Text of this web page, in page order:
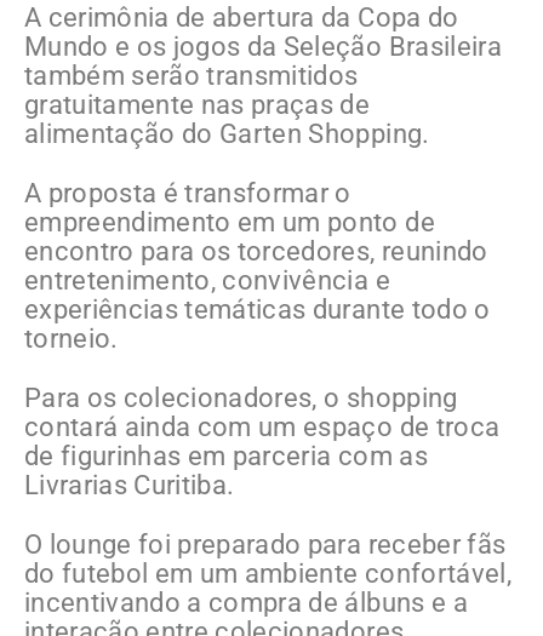
A cerimônia de abertura da Copa do
Mundo e os jogos da Seleção Brasileira
também serão transmitidos
gratuitamente nas praças de
alimentação do Garten Shopping.
A proposta é transformar o
empreendimento em um ponto de
encontro para os torcedores, reunindo
entretenimento, convivência e
experiências temáticas durante todo o
torneio.
Para os colecionadores, o shopping
contará ainda com um espaço de troca
de figurinhas em parceria com as
Livrarias Curitiba.
O lounge foi preparado para receber fãs
do futebol em um ambiente confortável,
incentivando a compra de álbuns e a